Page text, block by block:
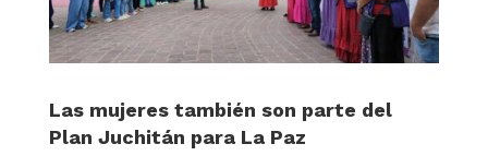
Las mujeres también son parte del
Plan Juchitán para La Paz